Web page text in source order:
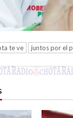
te ve juntos por el